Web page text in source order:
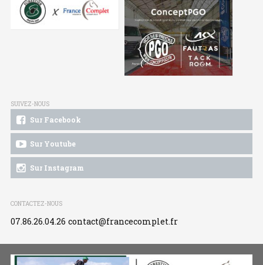
SUIVEZ-NOUS
Sur Facebook
Sur Youtube
Sur Instagram
CONTACTEZ-NOUS
07.86.26.04.26 contact@francecomplet.fr